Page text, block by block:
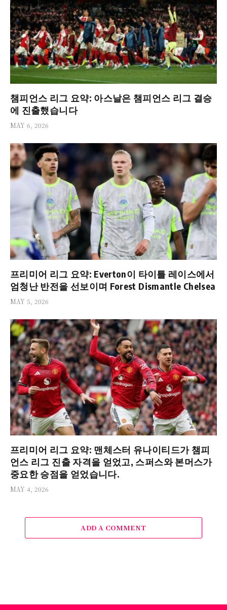
챔피언스 리그 요약: 아스날은 챔피언스 리그 결승
에 진출했습니다
MAY 6, 2026
프리미어 리그 요약: Everton이 타이틀 레이스에서
엄청난 반전을 선보이며 Forest Dismantle Chelsea
MAY 5, 2026
프리미어 리그 요약: 맨체스터 유나이티드가 챔피
언스 리그 진출 자격을 얻었고, 스퍼스와 본머스가
중요한 승점을 얻었습니다.
MAY 4, 2026
ADD A COMMENT